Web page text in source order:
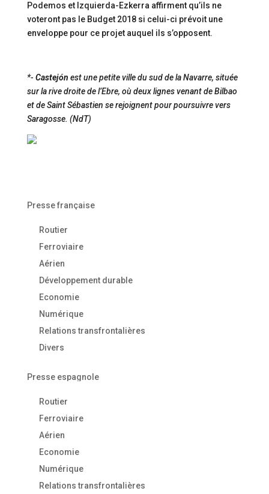
Podemos et Izquierda-Ezkerra affirment qu’ils ne
voteront pas le Budget 2018 si celui-ci prévoit une
enveloppe pour ce projet auquel ils s’opposent.
*- Castejón est une petite ville du sud de la Navarre, située
sur la rive droite de l’Ebre, où deux lignes venant de Bilbao
et de Saint Sébastien se rejoignent pour poursuivre vers
Saragosse. (NdT)
Presse française
Routier
Ferroviaire
Aérien
Développement durable
Economie
Numérique
Relations transfrontalières
Divers
Presse espagnole
Routier
Ferroviaire
Aérien
Economie
Numérique
Relations transfrontalières